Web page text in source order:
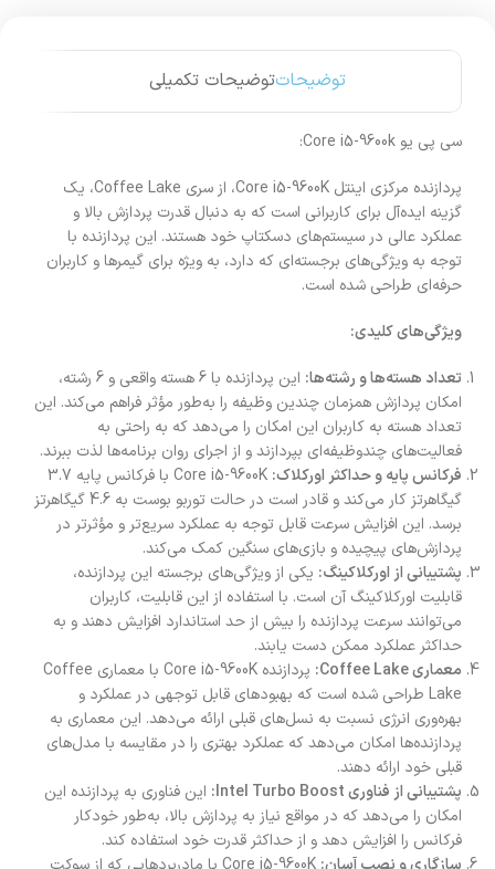
توضیحاتتوضیحات تکمیلی
سی پی یو Core i5-9600k:
پردازنده مرکزی اینتل Core i5-9600K، از سری Coffee Lake، یک
گزینه ایده‌آل برای کاربرانی است که به دنبال قدرت پردازش بالا و
عملکرد عالی در سیستم‌های دسکتاپ خود هستند. این پردازنده با
توجه به ویژگی‌های برجسته‌ای که دارد، به ویژه برای گیمرها و کاربران
حرفه‌ای طراحی شده است.
ویژگی‌های کلیدی:
تعداد هسته‌ها و رشته‌ها:
این پردازنده با 6 هسته واقعی و 6 رشته،
امکان پردازش همزمان چندین وظیفه را به‌طور مؤثر فراهم می‌کند. این
تعداد هسته به کاربران این امکان را می‌دهد که به راحتی به
فعالیت‌های چندوظیفه‌ای بپردازند و از اجرای روان برنامه‌ها لذت ببرند.
فرکانس پایه و حداکثر اورکلاک:
Core i5-9600K با فرکانس پایه 3.7
گیگاهرتز کار می‌کند و قادر است در حالت توربو بوست به 4.6 گیگاهرتز
برسد. این افزایش سرعت قابل توجه به عملکرد سریع‌تر و مؤثرتر در
پردازش‌های پیچیده و بازی‌های سنگین کمک می‌کند.
پشتیبانی از اورکلاکینگ: یکی از ویژگی‌های برجسته این پردازنده،
قابلیت اورکلاکینگ آن است. با استفاده از این قابلیت، کاربران
می‌توانند سرعت پردازنده را بیش از حد استاندارد افزایش دهند و به
حداکثر عملکرد ممکن دست یابند.
معماری Coffee Lake:
پردازنده Core i5-9600K با معماری Coffee
Lake طراحی شده است که بهبودهای قابل توجهی در عملکرد و
بهره‌وری انرژی نسبت به نسل‌های قبلی ارائه می‌دهد. این معماری به
پردازنده‌ها امکان می‌دهد که عملکرد بهتری را در مقایسه با مدل‌های
قبلی خود ارائه دهند.
پشتیبانی از فناوری Intel Turbo Boost:
این فناوری به پردازنده این
امکان را می‌دهد که در مواقع نیاز به پردازش بالا، به‌طور خودکار
فرکانس را افزایش دهد و از حداکثر قدرت خود استفاده کند.